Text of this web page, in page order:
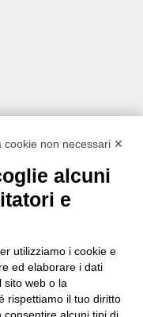
cookie non necessari ✕
alcuni
e
utilizziamo i cookie e
ed elaborare i dati
sito web o la
rispettiamo il tuo diritto